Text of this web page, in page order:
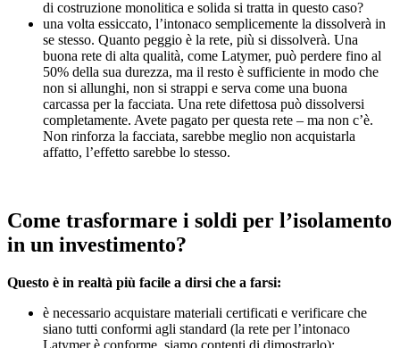
di costruzione monolitica e solida si tratta in questo caso?
una volta essiccato, l’intonaco semplicemente la dissolverà in
se stesso. Quanto peggio è la rete, più si dissolverà. Una
buona rete di alta qualità, come Latymer, può perdere fino al
50% della sua durezza, ma il resto è sufficiente in modo che
non si allunghi, non si strappi e serva come una buona
carcassa per la facciata. Una rete difettosa può dissolversi
completamente. Avete pagato per questa rete – ma non c’è.
Non rinforza la facciata, sarebbe meglio non acquistarla
affatto, l’effetto sarebbe lo stesso.
Come trasformare i soldi per l’isolamento
in un investimento?
Questo è in realtà più facile a dirsi che a farsi:
è necessario acquistare materiali certificati e verificare che
siano tutti conformi agli standard (la rete per l’intonaco
Latymer è conforme, siamo contenti di dimostrarlo);